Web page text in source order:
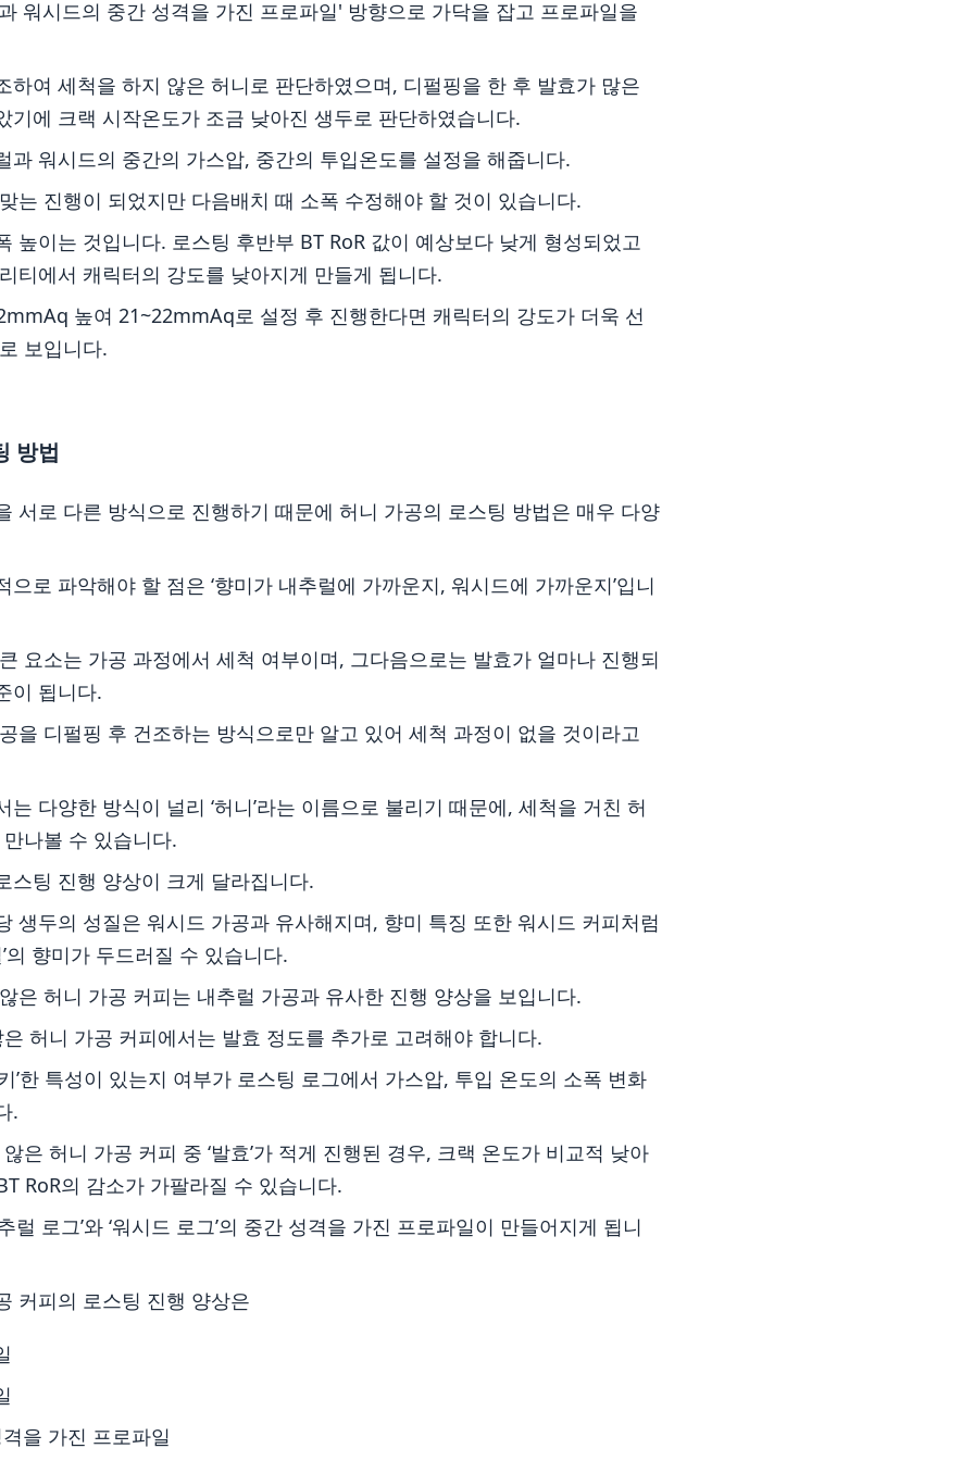
워시드의 중간 성격을 가진 프로파일' 방향으로 가닥을 잡고 프로파일을
하여 세척을 하지 않은 허니로 판단하였으며, 디펄핑을 한 후 발효가 많은
기에 크랙 시작온도가 조금 낮아진 생두로 판단하였습니다.
과 워시드의 중간의 가스압, 중간의 투입온도를 설정을 해줍니다.
는 진행이 되었지만 다음배치 때 소폭 수정해야 할 것이 있습니다.
높이는 것입니다. 로스팅 후반부 BT RoR 값이 예상보다 낮게 형성되었고
티에서 캐릭터의 강도를 낮아지게 만들게 됩니다.
높여 21~22mmAq로 설정 후 진행한다면 캐릭터의 강도가 더욱 선
보입니다.
방법
서로 다른 방식으로 진행하기 때문에 허니 가공의 로스팅 방법은 매우 다양
으로 파악해야 할 점은 ‘향미가 내추럴에 가까운지, 워시드에 가까운지’입니
요소는 가공 과정에서 세척 여부이며, 그다음으로는 발효가 얼마나 진행되
이 됩니다.
을 디펄핑 후 건조하는 방식으로만 알고 있어 세척 과정이 없을 것이라고
는 다양한 방식이 널리 ‘허니’라는 이름으로 불리기 때문에, 세척을 거친 허
나볼 수 있습니다.
스팅 진행 양상이 크게 달라집니다.
생두의 성질은 워시드 가공과 유사해지며, 향미 특징 또한 워시드 커피처럼
’의 향미가 두드러질 수 있습니다.
은 허니 가공 커피는 내추럴 가공과 유사한 진행 양상을 보입니다.
허니 가공 커피에서는 발효 정도를 추가로 고려해야 합니다.
’한 특성이 있는지 여부가 로스팅 로그에서 가스압, 투입 온도의 소폭 변화
.
은 허니 가공 커피 중 ‘발효’가 적게 진행된 경우, 크랙 온도가 비교적 낮아
RoR의 감소가 가팔라질 수 있습니다.
럴 로그’와 ‘워시드 로그’의 중간 성격을 가진 프로파일이 만들어지게 됩니
커피의 로스팅 진행 양상은
을 가진 프로파일